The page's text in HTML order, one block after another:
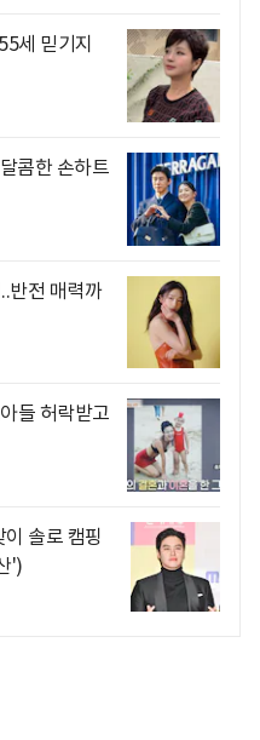
세 믿기지
콤한 손하트
반전 매력까
들 허락받고
솔로 캠핑
')